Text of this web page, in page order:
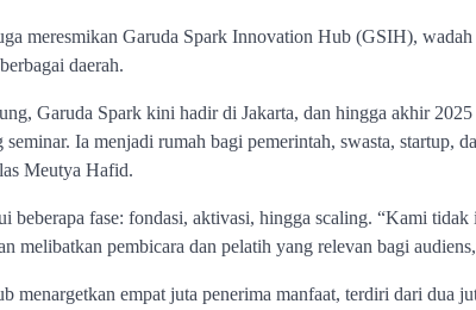
meresmikan Garuda Spark Innovation Hub (GSIH),
daerah.
Garuda Spark kini hadir di Jakarta, dan hingga akhir
Ia menjadi rumah bagi pemerintah, swasta, startup,
Meutya Hafid.
beberapa fase: fondasi, aktivasi, hingga scaling. “Kami
melibatkan pembicara dan pelatih yang relevan bagi
menargetkan empat juta penerima manfaat, terdiri dari dua